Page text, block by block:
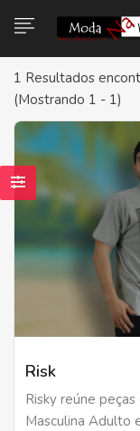
1 Resultados
(Mostrando 1 - 1)
Risk
Risky reúne
Masculina Adulto